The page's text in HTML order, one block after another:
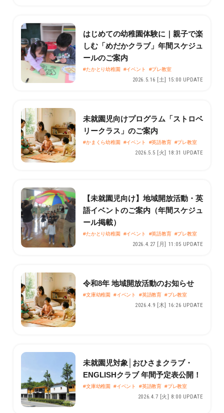
はじめての幼稚園体験に｜親子で楽
しむ「めだかクラブ」年間スケジュ
ールのご案内
#たかとり幼稚園 #イベント #プレ教室
2026.5.16 [土] 15:00 UPDATE
未就園児向けプログラム「ストロベ
リークラス」のご案内
#かまくら幼稚園 #イベント #英語教育 #プレ教室
2026.5.5 [火] 18:31 UPDATE
【未就園児向け】地域開放活動・英
語イベントのご案内（年間スケジュ
ール掲載）
#たかとり幼稚園 #イベント #英語教育 #プレ教室
2026.4.27 [月] 11:05 UPDATE
令和8年 地域開放活動のお知らせ
#文庫幼稚園 #イベント #英語教育 #プレ教室
2026.4.9 [木] 16:26 UPDATE
未就園児対象│おひさまクラブ・
ENGLISHクラブ 年間予定表公開！
#文庫幼稚園 #イベント #英語教育 #プレ教室
2026.4.7 [火] 8:00 UPDATE